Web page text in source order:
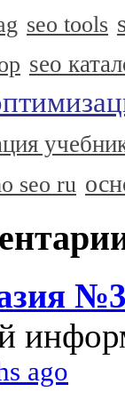
seo tools
seo
seo ru
№3
ago